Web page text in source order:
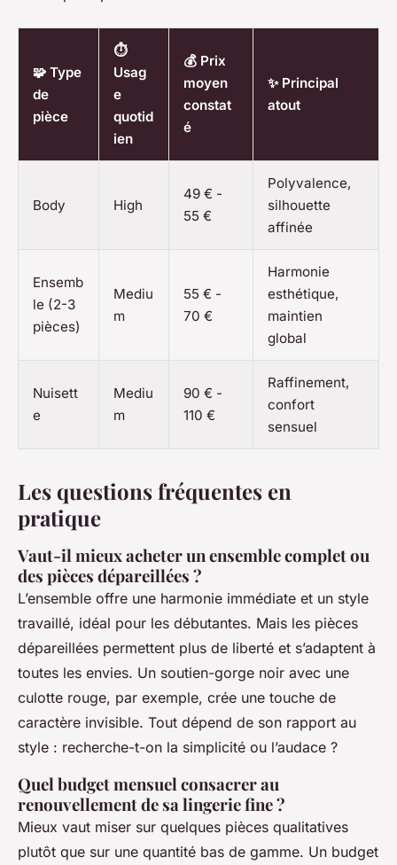
🧩 Type
de
pièce
⏱️
Usag
e
quotid
ien
💰 Prix
moyen
constat
é
✨ Principal
atout
Body High
49 € -
55 €
Polyvalence,
silhouette
affinée
Ensemb
le (2-3
pièces)
Mediu
m
55 € -
70 €
Harmonie
esthétique,
maintien
global
Nuisett
e
Mediu
m
90 € -
110 €
Raffinement,
confort
sensuel
Les questions fréquentes en
pratique
Vaut-il mieux acheter un ensemble complet ou
des pièces dépareillées ?
L’ensemble offre une harmonie immédiate et un style
travaillé, idéal pour les débutantes. Mais les pièces
dépareillées permettent plus de liberté et s’adaptent à
toutes les envies. Un soutien-gorge noir avec une
culotte rouge, par exemple, crée une touche de
caractère invisible. Tout dépend de son rapport au
style : recherche-t-on la simplicité ou l’audace ?
Quel budget mensuel consacrer au
renouvellement de sa lingerie fine ?
Mieux vaut miser sur quelques pièces qualitatives
plutôt que sur une quantité bas de gamme. Un budget